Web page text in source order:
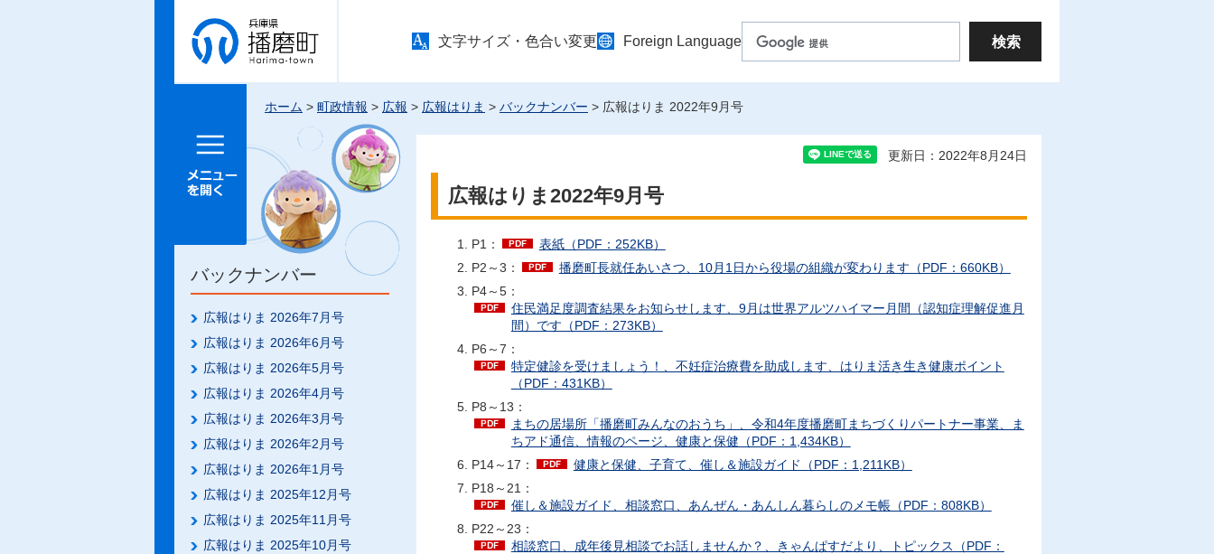
兵庫県 播
磨町
文字サイズ・色合い変更 Foreign Language
メニュー
ホーム > 町政情報 > 広報 > 広報はりま > バックナンバー > 広報はりま 2022年9月号
バックナンバー
広報はりま 2026年7月号
広報はりま 2026年6月号
広報はりま 2026年5月号
広報はりま 2026年4月号
広報はりま 2026年3月号
広報はりま 2026年2月号
広報はりま 2026年1月号
広報はりま 2025年12月号
広報はりま 2025年11月号
広報はりま 2025年10月号
更新日：2022年8月24日
広報はりま2022年9月号
P1：
表紙（PDF：252KB）
P2～3：
播磨町長就任あいさつ、10月1日から役場の組織が変わります（PDF：660KB）
P4～5：
住民満足度調査結果をお知らせします、9月は世界アルツハイマー月間（認知症理解促進月
間）です（PDF：273KB）
P6～7：
特定健診を受けましょう！、不妊症治療費を助成します、はりま活き生き健康ポイント
（PDF：431KB）
P8～13：
まちの居場所「播磨町みんなのおうち」、令和4年度播磨町まちづくりパートナー事業、ま
ちアド通信、情報のページ、健康と保健（PDF：1,434KB）
P14～17：
健康と保健、子育て、催し＆施設ガイド（PDF：1,211KB）
P18～21：
催し＆施設ガイド、相談窓口、あんぜん・あんしん暮らしのメモ帳（PDF：808KB）
P22～23：
相談窓口、成年後見相談でお話しませんか？、きゃんぱすだより、トピックス（PDF：